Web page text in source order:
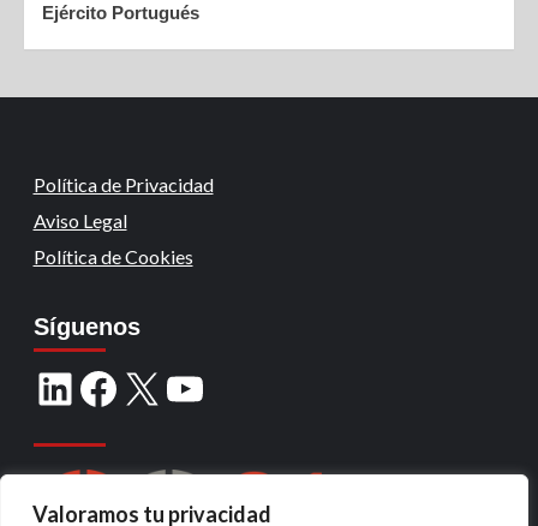
Valoramos tu privacidad
Ejército Portugués
Política de Privacidad
Aviso Legal
Política de Cookies
Síguenos